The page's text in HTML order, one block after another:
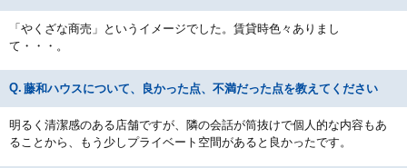
「やくざな商売」というイメージでした。賃貸時色々ありまし
て・・・。
藤和ハウスについて、良かった点、不満だった点を教えてください
明るく清潔感のある店舗ですが、隣の会話が筒抜けで個人的な内容もあ
ることから、もう少しプライベート空間があると良かったです。